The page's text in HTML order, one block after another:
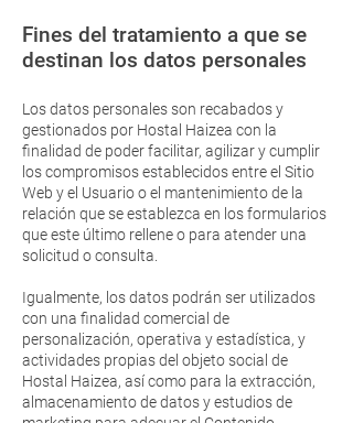
Fines del tratamiento a que se
destinan los datos personales
Los datos personales son recabados y
gestionados por Hostal Haizea con la
finalidad de poder facilitar, agilizar y cumplir
los compromisos establecidos entre el Sitio
Web y el Usuario o el mantenimiento de la
relación que se establezca en los formularios
que este último rellene o para atender una
solicitud o consulta.
Igualmente, los datos podrán ser utilizados
con una finalidad comercial de
personalización, operativa y estadística, y
actividades propias del objeto social de
Hostal Haizea, así como para la extracción,
almacenamiento de datos y estudios de